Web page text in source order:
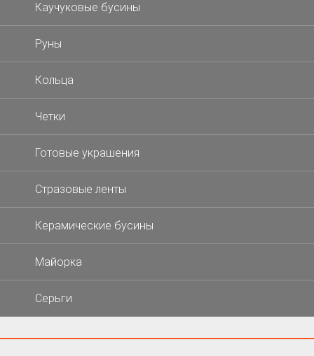
Каучуковые бусины
Руны
Кольца
Четки
Готовые украшения
Стразовые ленты
Керамические бусины
Майорка
Серьги